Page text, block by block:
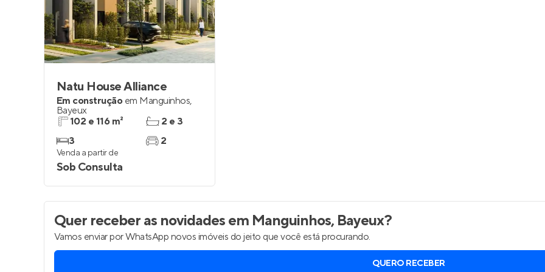
Entrar no Painel de Clientes
Natu House Alliance
Em construção em Manguinhos,
Bayeux
102 e 116 m²
3
2 e 3
2
Venda a partir de
Sob Consulta
Quer receber as novidadesem Manguinhos, Bayeux?
Vamos enviar por WhatsApp novos imóveis do jeito que você está procurando.
QUERO RECEBER